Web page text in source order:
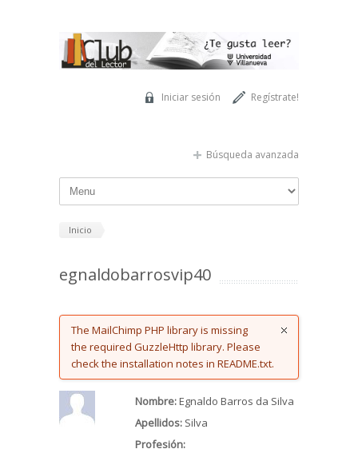
Regístrate!
Iniciar sesión
Búsqueda avanzada
Inicio
egnaldobarrosvip40
Error message
The MailChimp PHP library is missing
the required GuzzleHttp library. Please
check the installation notes in README.txt.
Nombre:Egnaldo Barros da Silva
Apellidos: Silva
Profesión: